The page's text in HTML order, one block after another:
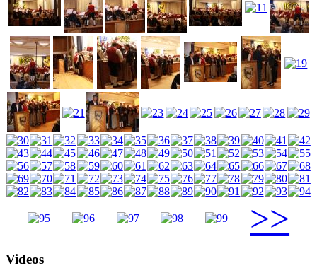
>>
Videos